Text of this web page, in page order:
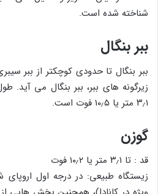
شناخته شده است.
ببر بنگال
ببر بنگال تا حدودی کوچکتر از ببر
زیرگونه های ببر، ببر بنگال می آید.
۳٫۱ متر یا ۱۰٫۵ فوت است.
گوزن
قد : تا ۳٫۱ متر یا ۱۰٫۲ فوت
زیستگاه طبیعی: در درجه اول